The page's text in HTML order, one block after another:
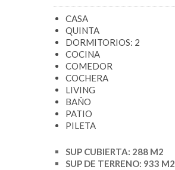
CASA
QUINTA
DORMITORIOS: 2
COCINA
COMEDOR
COCHERA
LIVING
BAÑO
PATIO
PILETA
SUP CUBIERTA: 288 M2
SUP DE TERRENO: 933 M2